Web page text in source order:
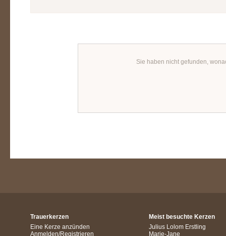
Sie haben nicht gefunden,
Trauerkerzen
Eine Kerze anzünden
Anmelden/Registrieren
Meist besuchte Kerzen
Julius Lolom Erstling
Marie-Jane